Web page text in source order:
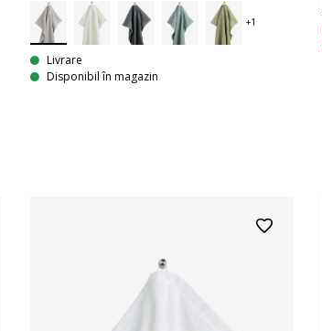
Livrare
Disponibil în magazin